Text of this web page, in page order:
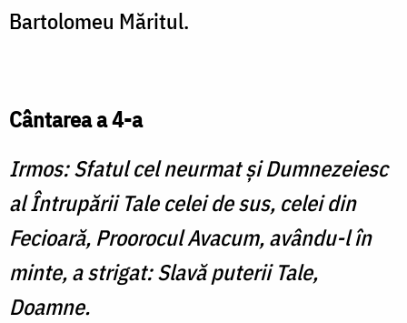
Bartolomeu Măritul.
Cântarea a 4-a
Irmos: Sfatul cel neurmat şi Dumnezeiesc
al Întrupării Tale celei de sus, celei din
Fecioară, Proorocul Avacum, avându-l în
minte, a strigat: Slavă puterii Tale,
Doamne.